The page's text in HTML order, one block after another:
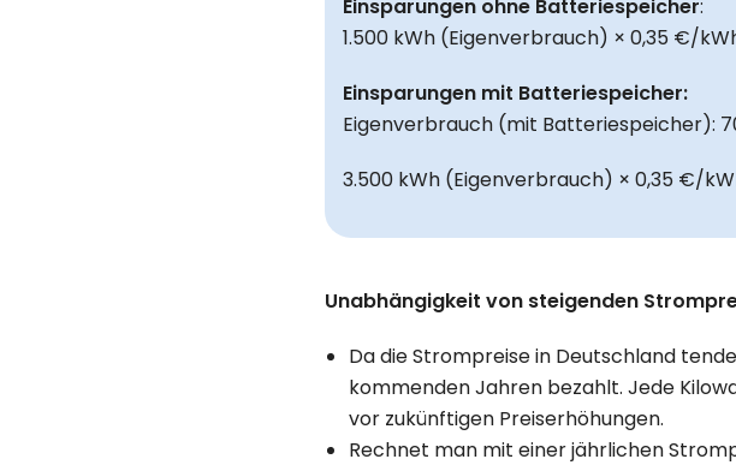
Einsparungen ohne Batteriespeicher:
1.500 kWh (Eigenverbrauch) × 0,35 €/
Einsparungen mit Batteriespeicher:
Eigenverbrauch (mit Batteriespeicher):
3.500 kWh (Eigenverbrauch) × 0,35 €/
Unabhängigkeit von steigenden
Da die Strompreise in Deutschland
kommenden Jahren bezahlt. Jede
vor zukünftigen Preiserhöhungen.
Rechnet man mit einer jährlichen